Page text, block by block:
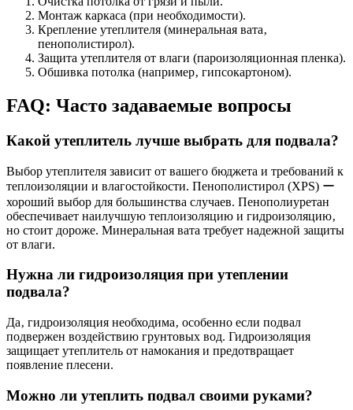
Монтаж каркаса (при необходимости).
Крепление утеплителя (минеральная вата‚
пенополистирол).
Защита утеплителя от влаги (пароизоляционная пленка).
Обшивка потолка (например‚ гипсокартоном).
FAQ: Часто задаваемые вопросы
Какой утеплитель лучше выбрать для подвала?
Выбор утеплителя зависит от вашего бюджета и требований к
теплоизоляции и влагостойкости. Пенополистирол (XPS) ー
хороший выбор для большинства случаев. Пенополиуретан
обеспечивает наилучшую теплоизоляцию и гидроизоляцию‚
но стоит дороже. Минеральная вата требует надежной защиты
от влаги.
Нужна ли гидроизоляция при утеплении
подвала?
Да‚ гидроизоляция необходима‚ особенно если подвал
подвержен воздействию грунтовых вод. Гидроизоляция
защищает утеплитель от намокания и предотвращает
появление плесени.
Можно ли утеплить подвал своими руками?